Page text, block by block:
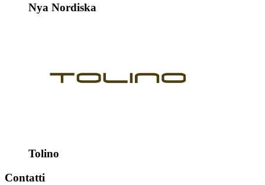
Nya Nordiska
Tolino
Contatti